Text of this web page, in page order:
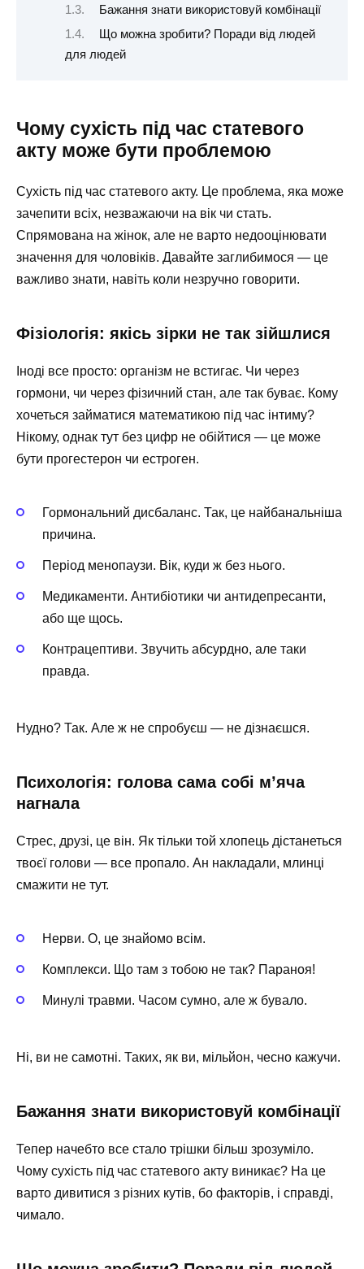
Бажання знати використовуй комбінації
Що можна зробити? Поради від людей
для людей
Чому сухість під час статевого
акту може бути проблемою
Сухість під час статевого акту. Це проблема, яка може
зачепити всіх, незважаючи на вік чи стать.
Спрямована на жінок, але не варто недооцінювати
значення для чоловіків. Давайте заглибимося — це
важливо знати, навіть коли незручно говорити.
Фізіологія: якісь зірки не так зійшлися
Іноді все просто: організм не встигає. Чи через
гормони, чи через фізичний стан, але так буває. Кому
хочеться займатися математикою під час інтиму?
Нікому, однак тут без цифр не обійтися — це може
бути прогестерон чи естроген.
Гормональний дисбаланс. Так, це найбанальніша
причина.
Період менопаузи. Вік, куди ж без нього.
Медикаменти. Антибіотики чи антидепресанти,
або ще щось.
Контрацептиви. Звучить абсурдно, але таки
правда.
Нудно? Так. Але ж не спробуєш — не дізнаєшся.
Психологія: голова сама собі м’яча
нагнала
Стрес, друзі, це він. Як тільки той хлопець дістанеться
твоєї голови — все пропало. Ан накладали, млинці
смажити не тут.
Нерви. О, це знайомо всім.
Комплекси. Що там з тобою не так? Параноя!
Минулі травми. Часом сумно, але ж бувало.
Ні, ви не самотні. Таких, як ви, мільйон, чесно кажучи.
Бажання знати використовуй комбінації
Тепер начебто все стало трішки більш зрозуміло.
Чому сухість під час статевого акту виникає? На це
варто дивитися з різних кутів, бо факторів, і справді,
чимало.